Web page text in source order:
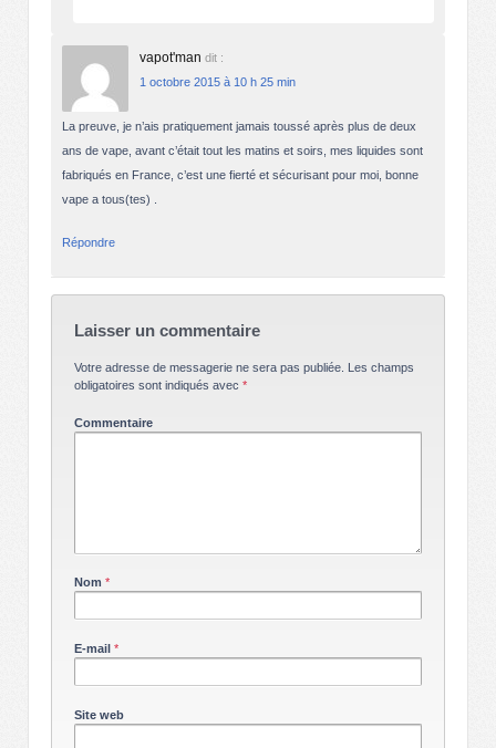
vapot'man dit :
1 octobre 2015 à 10 h 25 min
La preuve, je n’ais pratiquement jamais toussé après plus de deux
ans de vape, avant c’était tout les matins et soirs, mes liquides sont
fabriqués en France, c’est une fierté et sécurisant pour moi, bonne
vape a tous(tes) .
Répondre
Laisser un commentaire
Votre adresse de messagerie ne sera pas publiée. Les champs
obligatoires sont indiqués avec *
Commentaire
Nom *
E-mail *
Site web